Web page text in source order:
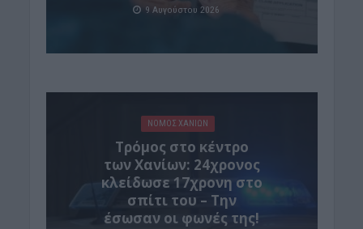
9 Αυγούστου 2026
ΝΟΜΌΣ ΧΑΝΊΩΝ
Τρόμος στο κέντρο
των Χανίων: 24χρονος
κλείδωσε 17χρονη στο
σπίτι του – Την
έσωσαν οι φωνές της!